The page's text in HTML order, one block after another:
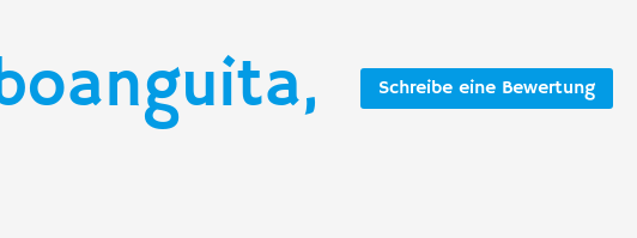
Schreibe eine Bewertung